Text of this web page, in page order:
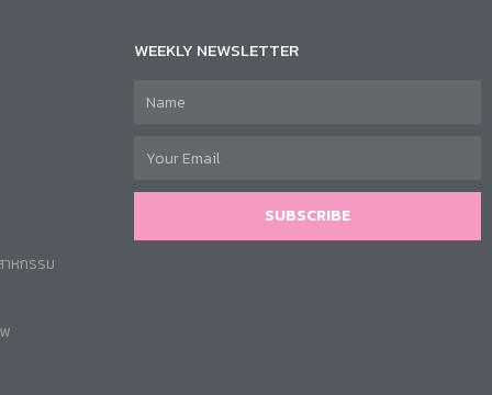
หกรรม
WEEKLY NEWSLETTER
SUBSCRIBE